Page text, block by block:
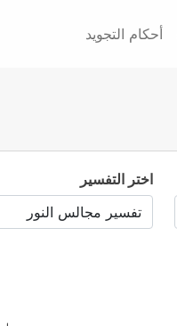
أحكام التجويد
اختر التفسير